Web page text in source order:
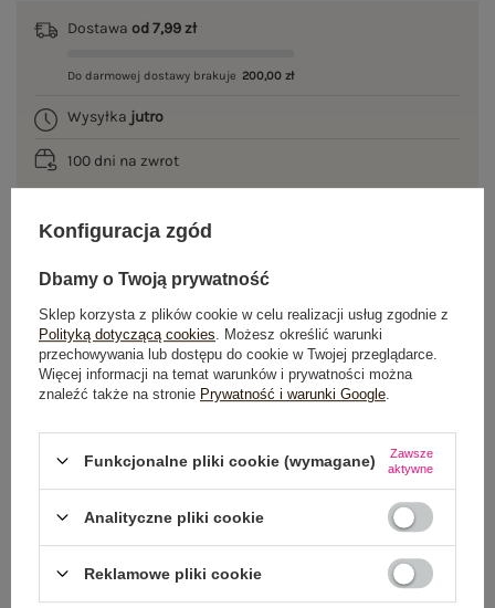
Dostawa od 7,99 zł
Do darmowej dostawy brakuje 200,00 zł
Wysyłka jutro
100 dni na zwrot
GŁÓWNE PARAMETRY
OPINIE O PRODUKCIE (1)
ZWROTY I REKLAMACJE
OSTATNIO OGLĄDANE
Zobacz wszystko
Konfiguracja zgód
Dbamy o Twoją prywatność
Sklep korzysta z plików cookie w celu realizacji usług zgodnie z
Polityką dotyczącą cookies . Możesz określić warunki
przechowywania lub dostępu do cookie w Twojej przeglądarce.
Więcej informacji na temat warunków i prywatności można
znaleźć także na stronie Prywatność i warunki Google
Funkcjonalne pliki cookie (wymagane)
Zawsze
aktywne
Analityczne pliki cookie
Reklamowe pliki cookie